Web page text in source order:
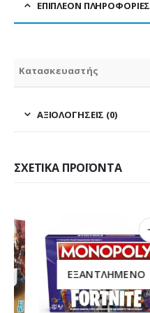
ΕΠΙΠΛΈΟΝ ΠΛΗΡΟΦΟΡΊΕΣ
Κατασκευαστής
ΑΞΙΟΛΟΓΉΣΕΙΣ (0)
ΣΧΕΤΙΚΆ ΠΡΟΪΌΝΤΑ
ΕΞΑΝΤΛΗΜΈΝΟ